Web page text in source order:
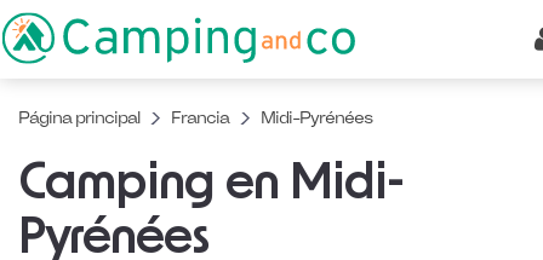
Página principal Francia Midi-Pyrénées
Camping en Midi-
Pyrénées